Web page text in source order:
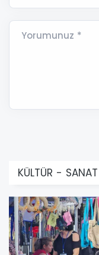
Yorumunuz *
KÜLTÜR - SANAT